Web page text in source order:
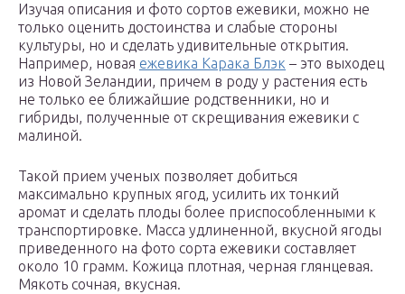
Изучая описания и фото сортов ежевики, можно не
только оценить достоинства и слабые стороны
культуры, но и сделать удивительные открытия.
Например, новая ежевика Карака Блэк – это выходец
из Новой Зеландии, причем в роду у растения есть
не только ее ближайшие родственники, но и
гибриды, полученные от скрещивания ежевики с
малиной.
Такой прием ученых позволяет добиться
максимально крупных ягод, усилить их тонкий
аромат и сделать плоды более приспособленными к
транспортировке. Масса удлиненной, вкусной ягоды
приведенного на фото сорта ежевики составляет
около 10 грамм. Кожица плотная, черная глянцевая.
Мякоть сочная, вкусная.